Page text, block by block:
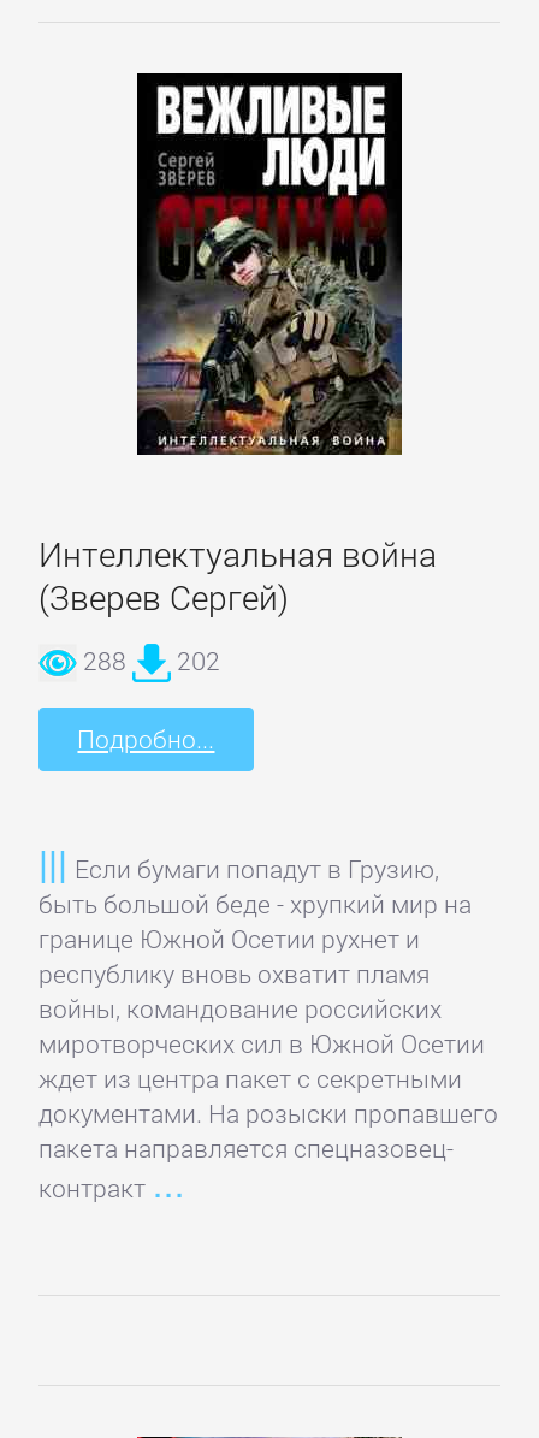
Интеллектуальная война
(Зверев Сергей)
288 202
Подробно...
Если бумаги попадут в Грузию,
быть большой беде - хрупкий мир на
границе Южной Осетии рухнет и
республику вновь охватит пламя
войны, командование российских
миротворческих сил в Южной Осетии
ждет из центра пакет с секретными
документами. На розыски пропавшего
пакета направляется спецназовец-
контракт
детективы
Исторические
детективы
Классические
детективы
детектив
Политические
Полицейские
детективы
Современные
детективы
ДЕТСКИЕ
КНИГИ
Детская
проза
Детская
фантастика
детективы